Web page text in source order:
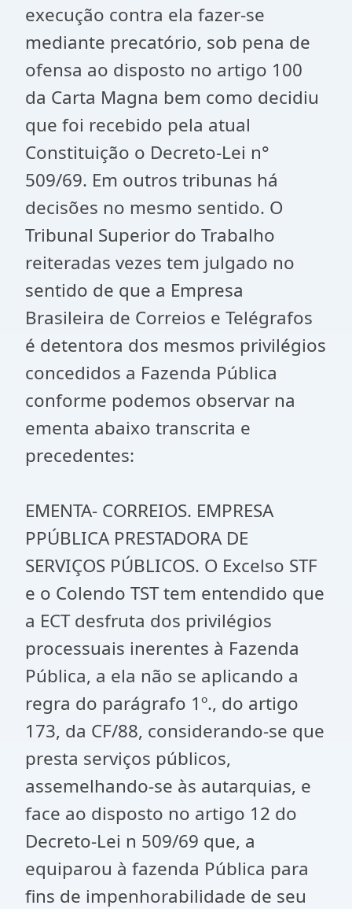
execução contra ela fazer-se
mediante precatório, sob pena de
ofensa ao disposto no artigo 100
da Carta Magna bem como decidiu
que foi recebido pela atual
Constituição o Decreto-Lei n°
509/69. Em outros tribunas há
decisões no mesmo sentido. O
Tribunal Superior do Trabalho
reiteradas vezes tem julgado no
sentido de que a Empresa
Brasileira de Correios e Telégrafos
é detentora dos mesmos privilégios
concedidos a Fazenda Pública
conforme podemos observar na
ementa abaixo transcrita e
precedentes:
EMENTA- CORREIOS. EMPRESA
PPÚBLICA PRESTADORA DE
SERVIÇOS PÚBLICOS. O Excelso STF
e o Colendo TST tem entendido que
a ECT desfruta dos privilégios
processuais inerentes à Fazenda
Pública, a ela não se aplicando a
regra do parágrafo 1º., do artigo
173, da CF/88, considerando-se que
presta serviços públicos,
assemelhando-se às autarquias, e
face ao disposto no artigo 12 do
Decreto-Lei n 509/69 que, a
equiparou à fazenda Pública para
fins de impenhorabilidade de seu